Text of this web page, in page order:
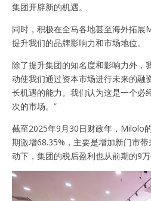
集团开辟新的机遇。
同时，积极在全马各地甚至海外拓
提升我们的品牌影响力和市场地位。
除了提升集团的知名度和影响力外，
动使我们通过资本市场进行未来的融
长机遇的能力。我们认为这是一个必
次的市场。”
截至2025年9月30日财政年，Milolo
期激增68.35%，主要是增加新门市
动下，集团的税后盈利也从前期的9万